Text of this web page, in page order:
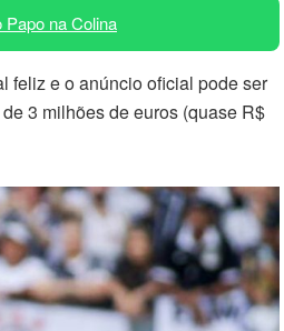
Papo na Colina
feliz e o anúncio oficial pode ser
3 milhões de euros (quase R$